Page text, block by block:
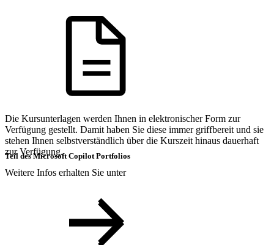
Die Kursunterlagen werden Ihnen in elektronischer Form zur
Verfügung gestellt. Damit haben Sie diese immer griffbereit und sie
stehen Ihnen selbstverständlich über die Kurszeit hinaus dauerhaft
zur Verfügung.
Weitere Infos erhalten Sie unter
Teil des Microsoft Copilot Portfolios